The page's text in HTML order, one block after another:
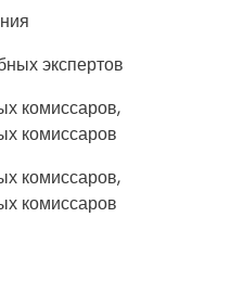
экспертов
комиссаров,
комиссаров
комиссаров,
комиссаров